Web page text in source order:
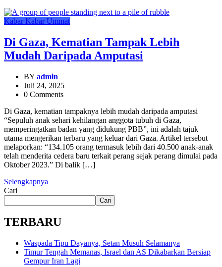
Kabar Kabar Ummat
Di Gaza, Kematian Tampak Lebih
Mudah Daripada Amputasi
BY admin
Juli 24, 2025
0 Comments
Di Gaza, kematian tampaknya lebih mudah daripada amputasi
“Sepuluh anak sehari kehilangan anggota tubuh di Gaza,
memperingatkan badan yang didukung PBB”, ini adalah tajuk
utama mengerikan terbaru yang keluar dari Gaza. Artikel tersebut
melaporkan: “134.105 orang termasuk lebih dari 40.500 anak-anak
telah menderita cedera baru terkait perang sejak perang dimulai pada
Oktober 2023.” Di balik […]
Selengkapnya
Cari
Cari
TERBARU
Waspada Tipu Dayanya, Setan Musuh Selamanya
Timur Tengah Memanas, Israel dan AS Dikabarkan Bersiap
Gempur Iran Lagi